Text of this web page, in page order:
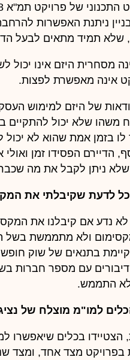
ניתנת האפשרות
שלא תמיד מתאים לבעל
מסחרית היזם אינו
אינה מאפשרת לפצות.
של היזם למימוש
משהו שלא יכול להתקיים
בזמן אמת שהוא לא
הדיירם הפסידו זמן
שלא ניתן לקבל את מה
לדעת שקיבלתי את
לא נדע אם קיבלנו את
ולא מתממשת בשל
בתנאים של שוק
עם מספר חברות
התממש.
למו"מ מוצלח של
הצטיידו בכלים שיאפשרו
בפרויקט מצד אחד, ומצד